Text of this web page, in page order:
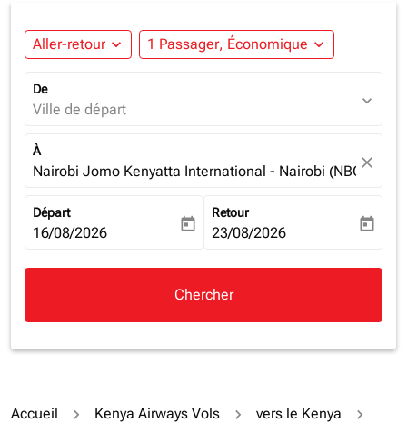
Aller-retour expand_more 1 Passager, Économique expand_more
De
Ville de départ expand_more
À
Nairobi Jomo Kenyatta International - Nairobi (NBO),
close
Départ
fc-booking-departure-date-aria-label
16/08/2026 today
Retour
fc-booking-return-date-aria-
23/08/2026 today
Chercher
Accueil Kenya Airways Vols
vers le Kenya